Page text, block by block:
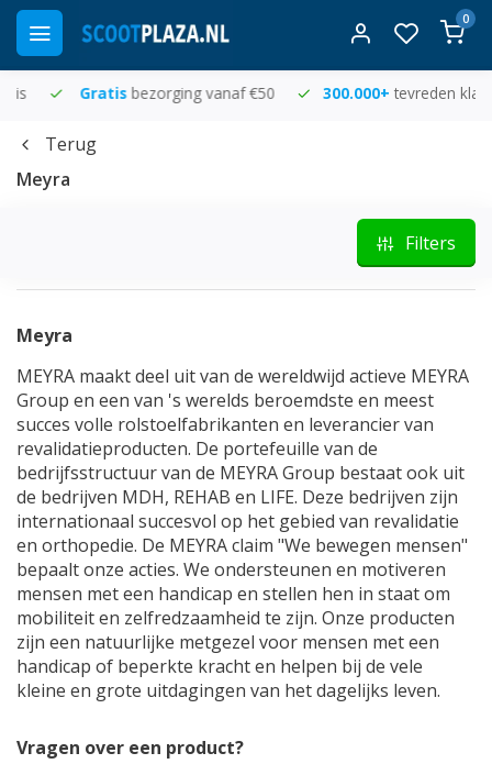
0
Gratisbezorging vanaf €50 300.000+tevreden klanten
Terug
Meyra
Filters
Meyra
MEYRA maakt deel uit van de wereldwijd actieve MEYRA
Group en een van 's werelds beroemdste en meest
succes volle rolstoelfabrikanten en leverancier van
revalidatieproducten. De portefeuille van de
bedrijfsstructuur van de MEYRA Group bestaat ook uit
de bedrijven MDH, REHAB en LIFE. Deze bedrijven zijn
internationaal succesvol op het gebied van revalidatie
en orthopedie. De MEYRA claim "We bewegen mensen"
bepaalt onze acties. We ondersteunen en motiveren
mensen met een handicap en stellen hen in staat om
mobiliteit en zelfredzaamheid te zijn. Onze producten
zijn een natuurlijke metgezel voor mensen met een
handicap of beperkte kracht en helpen bij de vele
kleine en grote uitdagingen van het dagelijks leven.
Vragen over een product?